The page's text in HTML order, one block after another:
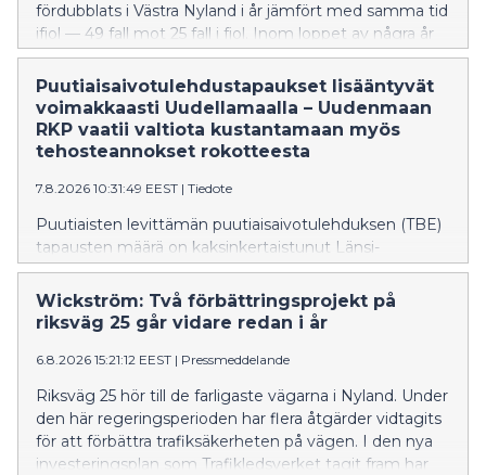
fördubblats i Västra Nyland i år jämfört med samma tid
ifjol — 49 fall mot 25 fall i fjol. Inom loppet av några år
har TBE också börjat förekomma i östnyländska
kommuner, även om det handlar om tämligen få fall
tills vidare. Förra året dog fyra personer i Nyland av
TBE. Många av Finlands riskområden finns i Nyland.
Puutiaisaivotulehdustapaukset lisääntyvät
voimakkaasti Uudellamaalla – Uudenmaan
RKP vaatii valtiota kustantamaan myös
tehosteannokset rokotteesta
7.8.2026 10:31:49 EEST | Tiedote
Puutiaisten levittämän puutiaisaivotulehduksen (TBE)
tapausten määrä on kaksinkertaistunut Länsi-
Uudellamaalla tänä vuonna verrattuna viime vuoden
vastaavaan ajankohtaan – tapauksia on todettu tänä
kesänä jo 49, kun viime vuonna niitä oli 25. Viime
vuosien aikana TBE:tä on alkanut esiintyä myös Itä-
Uudenmaan kunnissa, vaikka tapausmäärät ovat
henkilöä kuoli Uudellamaalla TBE:n seurauksena.
Monet Suomen riskialueista sijaitsevat Uudellamaalla.
Wickström: Två förbättringsprojekt på
riksväg 25 går vidare redan i år
6.8.2026 15:21:12 EEST | Pressmeddelande
Riksväg 25 hör till de farligaste vägarna i Nyland. Under
den här regeringsperioden har flera åtgärder vidtagits
för att förbättra trafiksäkerheten på vägen. I den nya
investeringsplan som Trafikledsverket tagit fram har